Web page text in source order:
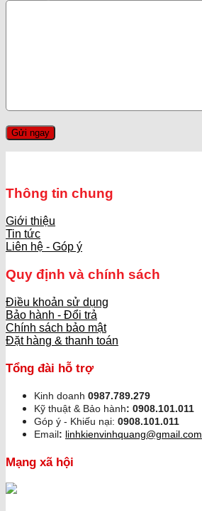
Thông tin chung
Giới thiệu
Tin tức
Liên hệ - Góp ý
Quy định và chính sách
Điều khoản sử dụng
Bảo hành - Đổi trả
Chính sách bảo mật
Đặt hàng & thanh toán
Tổng đài hỗ trợ
Kinh doanh 0987.789.279
Kỹ thuật & Bảo hành: 0908.101.011
Góp ý - Khiếu nại: 0908.101.011
Email: linhkienvinhquang@gmail.com
Mạng xã hội